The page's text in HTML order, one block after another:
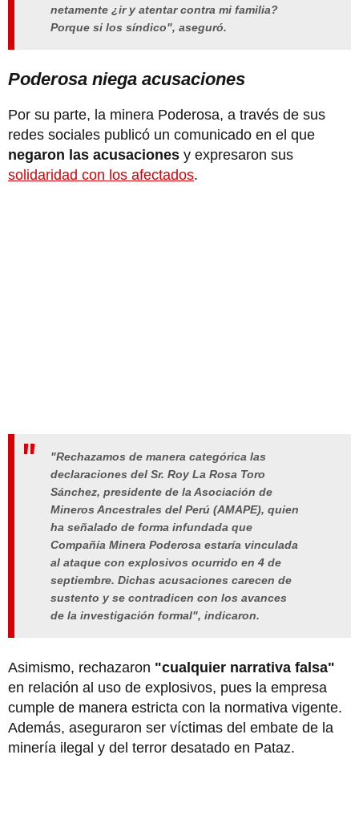
netamente ¿ir y atentar contra mi familia?
Porque si los síndico", aseguró.
Poderosa niega acusaciones
Por su parte, la minera Poderosa, a través de sus
redes sociales publicó un comunicado en el que
negaron las acusaciones y expresaron sus
solidaridad con los afectados.
"Rechazamos de manera categórica las
declaraciones del Sr. Roy La Rosa Toro
Sánchez, presidente de la Asociación de
Mineros Ancestrales del Perú (AMAPE), quien
ha señalado de forma infundada que
Compañía Minera Poderosa estaría vinculada
al ataque con explosivos ocurrido en 4 de
septiembre. Dichas acusaciones carecen de
sustento y se contradicen con los avances
de la investigación formal", indicaron.
Asimismo, rechazaron "cualquier narrativa falsa"
en relación al uso de explosivos, pues la empresa
cumple de manera estricta con la normativa vigente.
Además, aseguraron ser víctimas del embate de la
minería ilegal y del terror desatado en Pataz.